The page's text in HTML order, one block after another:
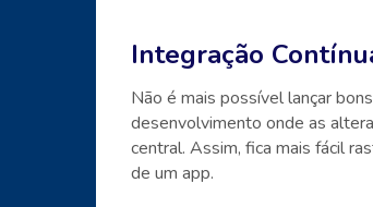
Integração
Não é mais possível lançar
desenvolvimento onde as
central. Assim, fica mais fácil
de um app.